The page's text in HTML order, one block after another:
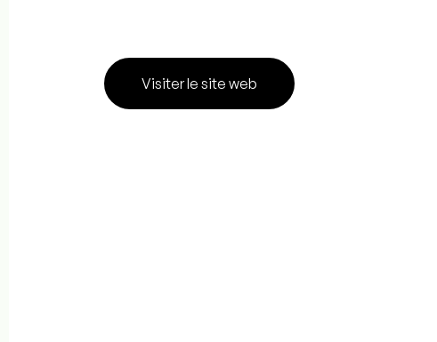
Visiter le site web